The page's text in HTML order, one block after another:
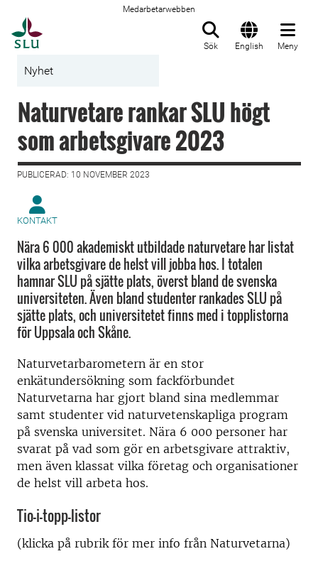
Medarbetarwebben
Sök English Meny
Nyhet
Naturvetare rankar SLU högt
som arbetsgivare 2023
PUBLICERAD: 10 NOVEMBER 2023
KONTAKT
Nära 6 000 akademiskt utbildade naturvetare har listat
vilka arbetsgivare de helst vill jobba hos. I totalen
hamnar SLU på sjätte plats, överst bland de svenska
universiteten. Även bland studenter rankades SLU på
sjätte plats, och universitetet finns med i topplistorna
för Uppsala och Skåne.
Naturvetarbarometern är en stor
enkätundersökning som fackförbundet
Naturvetarna har gjort bland sina medlemmar
samt studenter vid naturvetenskapliga program
på svenska universitet. Nära 6 000 personer har
svarat på vad som gör en arbetsgivare attraktiv,
men även klassat vilka företag och organisationer
de helst vill arbeta hos.
Tio-i-topp-listor
(klicka på rubrik för mer info från Naturvetarna)